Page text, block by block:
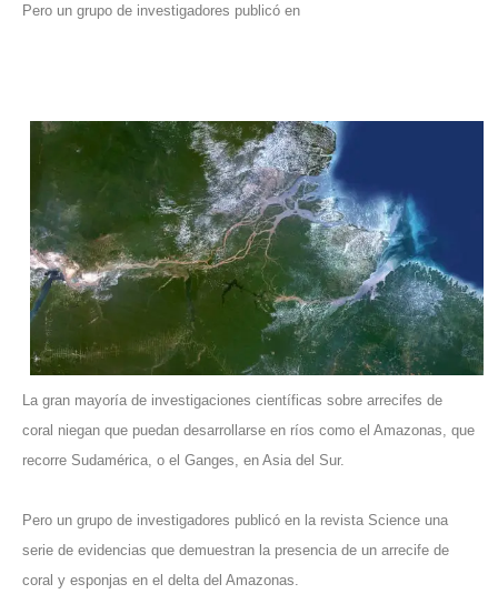
Pero un grupo de investigadores publicó en
La gran mayoría de investigaciones científicas sobre arrecifes de
coral niegan que puedan desarrollarse en ríos como el Amazonas, que
recorre Sudamérica, o el Ganges, en Asia del Sur.
Pero un grupo de investigadores publicó en la revista Science una
serie de evidencias que demuestran la presencia de un arrecife de
coral y esponjas en el delta del Amazonas.